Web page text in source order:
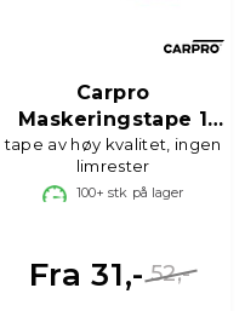
Carpro
Maskeringstape 1
stk
tape av høy kvalitet, ingen
limrester
100+ stk på lager
52,-
Fra 31,-